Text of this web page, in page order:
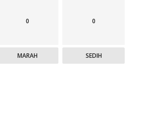
0
MARAH
0
SEDIH